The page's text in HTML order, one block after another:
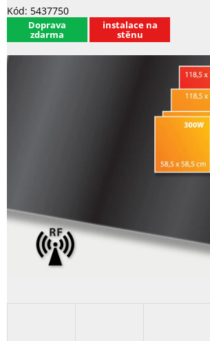
Kód: 5437750
​Doprava
zdarma
instalace na
stěnu